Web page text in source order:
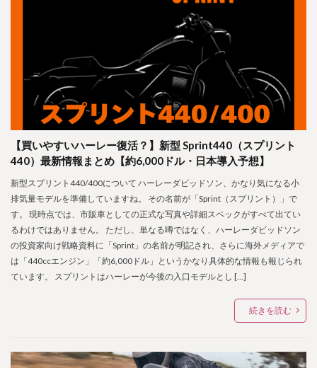
【買いやすいハーレー復活？】新型 Sprint440（スプリント
440）最新情報まとめ【約6,000ドル・日本導入予想】
新型スプリント440/400について ハーレーダビッドソン、かなり気になる小
排気量モデルを準備していますね。 その名前が「Sprint（スプリント）」で
す。 現時点では、市販車としての正式な写真や詳細スペックがすべて出てい
るわけではありません。 ただし、単なる噂ではなく、ハーレーダビッドソン
の投資家向け戦略資料に「Sprint」の名前が明記され、さらに海外メディアで
は「440ccエンジン」「約6,000ドル」というかなり具体的な情報も報じられ
ています。 スプリントはハーレーが今後の入口モデルとし […]
続きを読む